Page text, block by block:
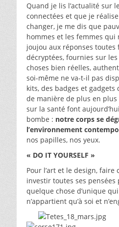
Quand je lis l’actualité sur
connectées et que je
changer, je me dis que
hommes et les femmes qui
joujou aux réponses toutes
décryptées, fournies sur
choses bien réelles,
soi-même ne va-t-il pas
kits, des badges et
de manière de plus en
sur la santé font aujourd’hui
bombe : notre corps se
l’environnement
nos papilles, nos yeux.
« DO IT YOURSELF »
Pour l’art et le design, faire
investir toutes ses
quelque chose d’unique
n’appartient qu’à soi et